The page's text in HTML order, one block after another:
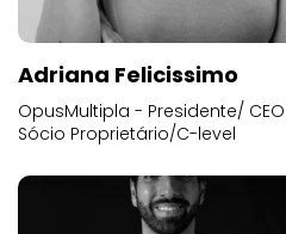
Adriana Felicissimo
OpusMultipla - Presidente/
Sócio Proprietário/C-level